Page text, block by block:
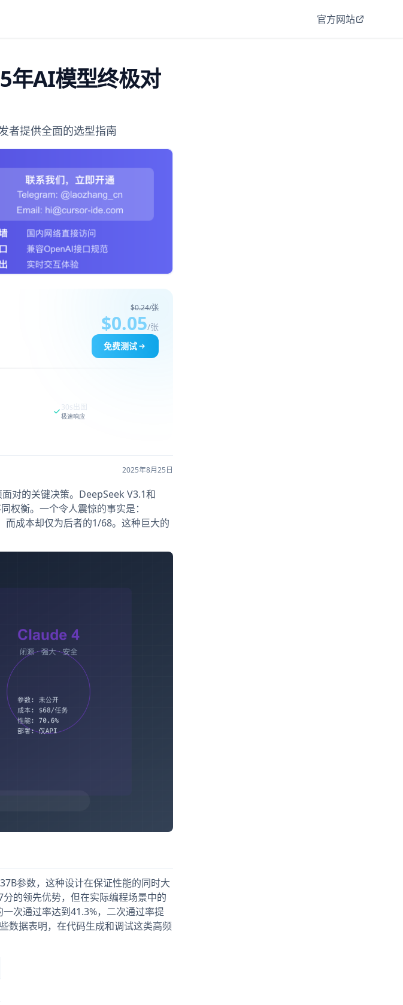
官方网站
年AI模型终极对
者提供全面的选型指南
$0.24/张
$0.05/张
免费测试
30s出图
极速响应
2025年8月25日
对的关键决策。DeepSeek V3.1和
权衡。一个令人震惊的事实是：
而成本却仅为后者的1/68。这种巨大的
参数，这种设计在保证性能的同时大
的领先优势，但在实际编程场景中的
次通过率达到41.3%，二次通过率提
数据表明，在代码生成和调试这类高频